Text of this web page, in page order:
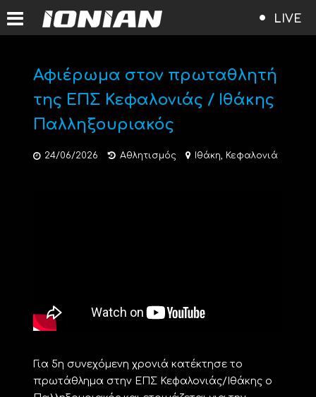
LIVE
Αφιέρωμα στον πρωταθλητή
της ΕΠΣ Κεφαλονιάς / Ιθάκης
Παλληξουριακός
24/06/2026 Αθλητισμός Ιθάκη, Κεφαλονιά
Για 5η συνεχόμενη χρονιά κατέκτησε το
πρωτάθλημα στην ΕΠΣ Κεφαλονιάς/Ιθάκης ο